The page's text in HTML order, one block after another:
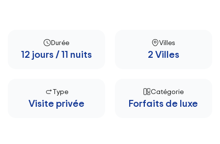
Durée
12 jours / 11 nuits
Villes
2 Villes
Type
Visite privée
Catégorie
Forfaits de luxe